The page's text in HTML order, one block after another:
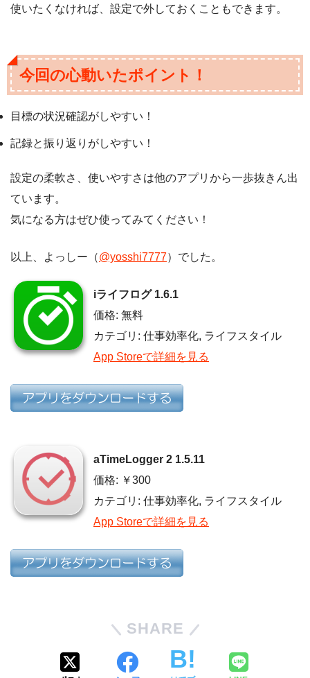
使いたくなければ、設定で外しておくこともできます。
今回の心動いたポイント！
目標の状況確認がしやすい！
記録と振り返りがしやすい！
設定の柔軟さ、使いやすさは他のアプリから一歩抜きん出
ています。
気になる方はぜひ使ってみてください！
以上、よっしー（@yosshi7777）でした。
iライフログ 1.6.1
価格: 無料
カテゴリ: 仕事効率化, ライフスタイル
App Storeで詳細を見る
aTimeLogger 2 1.5.11
価格: ￥300
カテゴリ: 仕事効率化, ライフスタイル
App Storeで詳細を見る
SHARE